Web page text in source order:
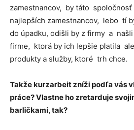
zamestnancov, by táto
najlepších zamestnancov, lebo tí
do úpadku, odišli by z firmy a
firme, ktorá by ich lepšie platila
produkty a služby, ktoré trh chce.
Takže kurzarbeit zníži podľa vás
práce? Vlastne ho zretarduje
barličkami, tak?